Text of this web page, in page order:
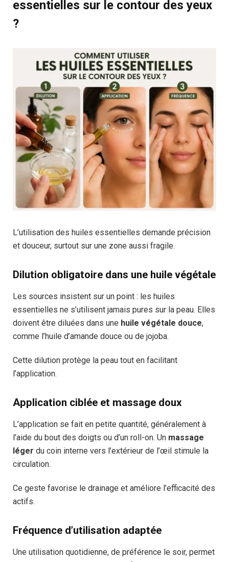
essentielles sur le contour des yeux
?
L’utilisation des huiles essentielles demande précision
et douceur, surtout sur une zone aussi fragile.
Dilution obligatoire dans une huile végétale
Les sources insistent sur un point : les huiles
essentielles ne s’utilisent jamais pures sur la peau. Elles
doivent être diluées dans une huile végétale douce,
comme l’huile d’amande douce ou de jojoba.
Cette dilution protège la peau tout en facilitant
l’application.
Application ciblée et massage doux
L’application se fait en petite quantité, généralement à
l’aide du bout des doigts ou d’un roll-on. Un massage
léger du coin interne vers l’extérieur de l’œil stimule la
circulation.
Ce geste favorise le drainage et améliore l’efficacité des
actifs.
Fréquence d’utilisation adaptée
Une utilisation quotidienne, de préférence le soir, permet